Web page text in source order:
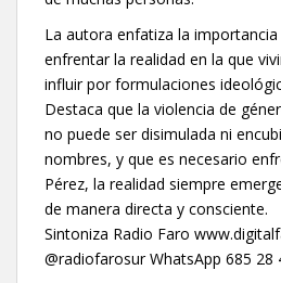
La autora enfatiza la
enfrentar la realidad en la que
influir por formulaciones
Destaca que la violencia de
no puede ser disimulada ni
nombres, y que es necesario
Pérez, la realidad siempre
de manera directa y consciente.
Sintoniza Radio Faro
@radiofarosur WhatsApp 685 28